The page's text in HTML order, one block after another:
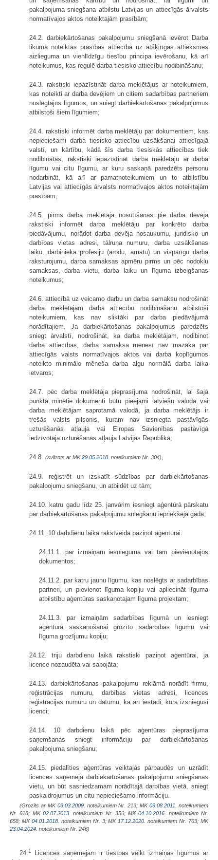
pakalpojuma sniegšana atbilstu Latvijas un attiecīgās ārvalsts
normatīvajos aktos noteiktajām prasībām;
24.2. darbiekārtošanas pakalpojumu sniegšanā ievērot Darba
likumā noteiktās prasības attiecībā uz atšķirīgas attieksmes
aizlieguma un vienlīdzīgu tiesību principa ievērošanu, kā arī
noteikumus, kas regulē darba tiesisko attiecību nodibināšanu;
24.3. rakstiski iepazīstināt darba meklētājus ar noteikumiem,
kas noteikti ar darba devējiem un citiem sadarbības partneriem
noslēgtajos līgumos, un sniegt darbiekārtošanas pakalpojumus
atbilstoši šiem līgumiem;
24.4. rakstiski informēt darba meklētāju par dokumentiem, kas
nepieciešami darba tiesisko attiecību uzsākšanai attiecīgajā
valstī, un kārtību, kādā šīs darba tiesiskās attiecības tiek
nodibinātas, rakstiski iepazīstināt darba meklētāju ar darba
līgumu vai citu līgumu, ar kuru saskaņā paredzēts personu
nodarbināt, kā arī ar pamatnoteikumiem un to atbilstību
Latvijas vai attiecīgās ārvalsts normatīvajos aktos noteiktajām
prasībām;
24.5. pirms darba meklētāja nosūtīšanas pie darba devēja
rakstiski informēt darba meklētāju par konkrēto darba
piedāvājumu, norādot darba devēja nosaukumu, juridisko un
darbības vietas adresi, tālruņa numuru, darba uzsākšanas
laiku, darbinieka profesiju (arodu, amatu) un vispārīgu darba
raksturojumu, darba samaksas apmēru pirms un pēc nodokļu
samaksas, darba vietu, darba laiku un līguma izbeigšanas
noteikumus;
24.6. attiecībā uz veicamo darbu un darba samaksu nodrošināt
darba meklētājam darba attiecību nodibināšanu atbilstoši
noteikumiem, kas nav sliktāki par darba piedāvājumā
norādītajiem. Ja darbiekārtošanas pakalpojumus paredzēts
sniegt ārvalstī, nodrošināt, ka darba meklētājam, nodibinot
darba attiecības, darba samaksa mēnesī nav mazāka par
attiecīgās valsts normatīvajos aktos vai darba koplīgumos
noteikto minimālo mēneša darba algu normālā darba laika
ietvaros;
24.7. pēc darba meklētāja pieprasījuma nodrošināt, lai šajā
punktā minētie dokumenti būtu pieejami latviešu valodā vai
darba meklētājam saprotamā valodā, ja darba meklētājs ir
trešās valsts pilsonis, kuram nav izsniegta pastāvīgās
uzturēšanās atļauja vai Eiropas Savienības pastāvīgā
iedzīvotāja uzturēšanās atļauja Latvijas Republikā;
24.8. (svītrots ar MK29.05.2018. noteikumiem Nr. 304);
24.9. reģistrēt un izskatīt sūdzības par darbiekārtošanas
pakalpojumu sniegšanu, un atbildēt uz tām;
24.10. katru gadu līdz 25. janvārim iesniegt aģentūrā pārskatu
par darbiekārtošanas pakalpojumu sniegšanu iepriekšējā gadā;
24.11. 10 darbdienu laikā rakstveidā paziņot aģentūrai:
24.11.1. par izmaiņām iesniegumā vai tam pievienotajos
dokumentos;
24.11.2. par katru jaunu līgumu, kas noslēgts ar sadarbības
partneri, un pievienot līguma kopiju vai apliecināt līguma
atbilstību aģentūras saskaņotajam līguma projektam;
24.11.3. par izmaiņām sadarbības līgumā un iesniegt
aģentūrā saskaņošanai grozīto sadarbības līgumu vai
līguma grozījumu kopiju;
24.12. triju darbdienu laikā rakstiski paziņot aģentūrai, ja
licence nozaudēta vai sabojāta;
24.13. darbiekārtošanas pakalpojumu reklāmā norādīt firmu,
reģistrācijas numuru, darbības vietas adresi, licences
reģistrācijas numuru un datumu, kā arī iestādi, kura izsniegusi
licenci;
24.14. 10 darbdienu laikā pēc aģentūras pieprasījuma
saņemšanas sniegt informāciju par darbiekārtošanas
pakalpojuma sniegšanu;
24.15. piedalīties aģentūras veiktajās pārbaudēs un uzrādīt
licences saņēmēja darbiekārtošanas pakalpojumu sniegšanas
vietu, un būt sasniedzamam norādītajā darbības vietā, sniegt
paskaidrojumus un citu nepieciešamo informāciju.
(Grozīts ar MK 03.03.2009. noteikumiem Nr. 213; MK09.08.2011.
noteikumiem
Nr. 618; MK 02.07.2013. noteikumiem Nr. 356; MK04.10.2016.
noteikumiem Nr.
658; MK 04.01.2018. noteikumiem Nr. 3; MK 17.12.2020. noteikumiem Nr. 763; MK
23.04.2024. noteikumiem Nr. 246)
24. 1
Licences saņēmējam ir tiesības veikt izmaiņas līgumos ar